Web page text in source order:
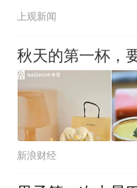
上观新闻
秋天的第一杯，
新浪财经